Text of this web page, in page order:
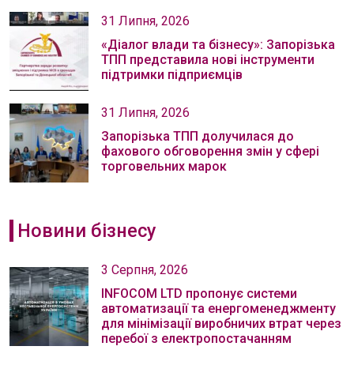
31 Липня, 2026
«Діалог влади та бізнесу»: Запорізька
ТПП представила нові інструменти
підтримки підприємців
31 Липня, 2026
Запорізька ТПП долучилася до
фахового обговорення змін у сфері
торговельних марок
Новини бізнесу
3 Серпня, 2026
INFOCOM LTD пропонує системи
автоматизації та енергоменеджменту
для мінімізації виробничих втрат через
перебої з електропостачанням